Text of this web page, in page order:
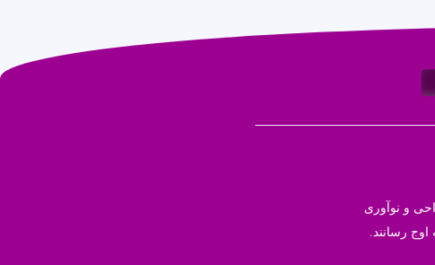
و نوآوری
رسانند.